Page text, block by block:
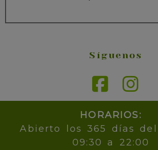
Síguenos
HORARIOS:
Abierto los 365 días
09:30 a 22:00